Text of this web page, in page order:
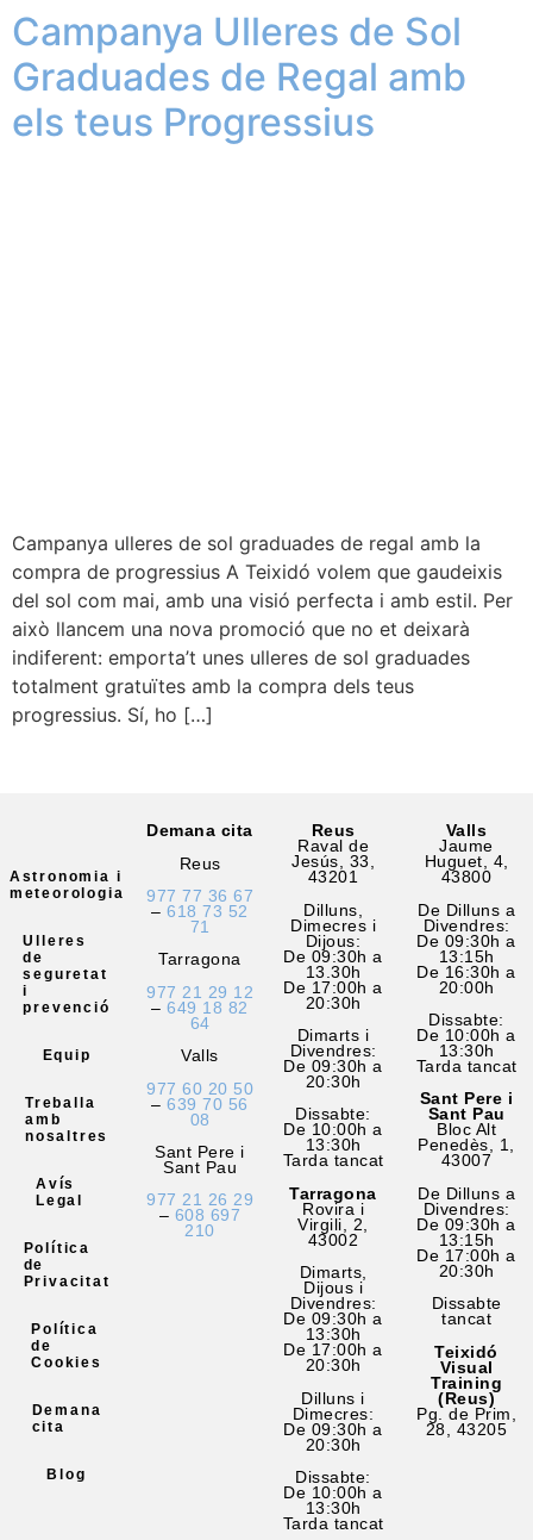
Campanya Ulleres de Sol
Graduades de Regal amb
els teus Progressius
Campanya ulleres de sol graduades de regal amb la
compra de progressius A Teixidó volem que gaudeixis
del sol com mai, amb una visió perfecta i amb estil. Per
això llancem una nova promoció que no et deixarà
indiferent: emporta’t unes ulleres de sol graduades
totalment gratuïtes amb la compra dels teus
progressius. Sí, ho […]
Astronomia i
meteorologia
Ulleres
de
seguretat
i
prevenció
Equip
Treballa
amb
nosaltres
Avís
Legal
Política
de
Privacitat
Política
de
Cookies
Demana
cita
Blog
Demana cita
Reus
977 77 36 67
–618 73 52
71
Tarragona
977 21 29 12
–649 18 82
64
Valls
977 60 20 50
–639 70 56
08
Sant Pere i
Sant Pau
977 21 26 29
– 608 697
210
Reus
Raval de
Jesús, 33,
43201
Dilluns,
Dimecres i
Dijous:
De 09:30h a
13.30h
De 17:00h a
20:30h
Dimarts i
Divendres:
De 09:30h a
20:30h
Dissabte:
De 10:00h a
13:30h
Tarda tancat
Tarragona
Rovira i
Virgili, 2,
43002
Dimarts,
Dijous i
Divendres:
De 09:30h a
13:30h
De 17:00h a
20:30h
Dilluns i
Dimecres:
De 09:30h a
20:30h
Dissabte:
De 10:00h a
13:30h
Tarda tancat
Valls
Jaume
Huguet, 4,
43800
De Dilluns a
Divendres:
De 09:30h a
13:15h
De 16:30h a
20:00h
Dissabte:
De 10:00h a
13:30h
Tarda tancat
Sant Pere i
Sant Pau
Bloc Alt
Penedès, 1,
43007
De Dilluns a
Divendres:
De 09:30h a
13:15h
De 17:00h a
20:30h
Dissabte
tancat
Teixidó
Visual
Training
(Reus)
Pg. de Prim,
28, 43205